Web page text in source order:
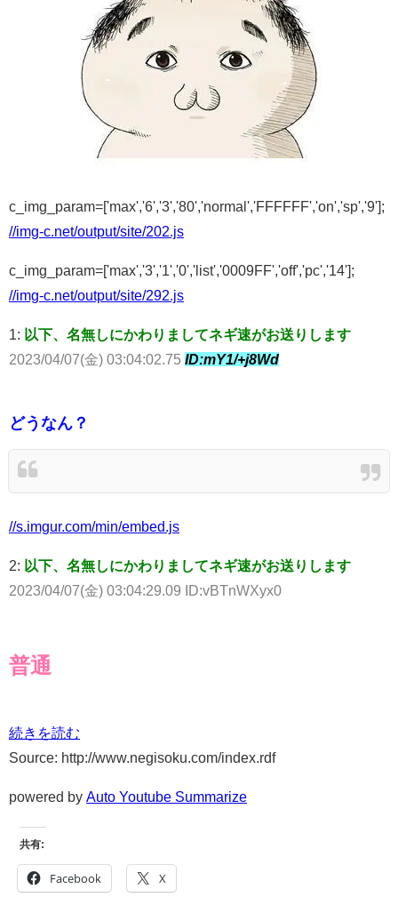
c_img_param=['max','6','3','80','normal','FFFFFF','on','sp','9'];
//img-c.net/output/site/202.js
c_img_param=['max','3','1','0','list','0009FF','off','pc','14'];
//img-c.net/output/site/292.js
1: 以下、名無しにかわりましてネギ速がお送りします
2023/04/07(金) 03:04:02.75 ID:mY1/+j8Wd
どうなん？
//s.imgur.com/min/embed.js
2: 以下、名無しにかわりましてネギ速がお送りします
2023/04/07(金) 03:04:29.09 ID:vBTnWXyx0
普通
続きを読む
Source: http://www.negisoku.com/index.rdf
powered by Auto Youtube Summarize
共有:
Facebook X